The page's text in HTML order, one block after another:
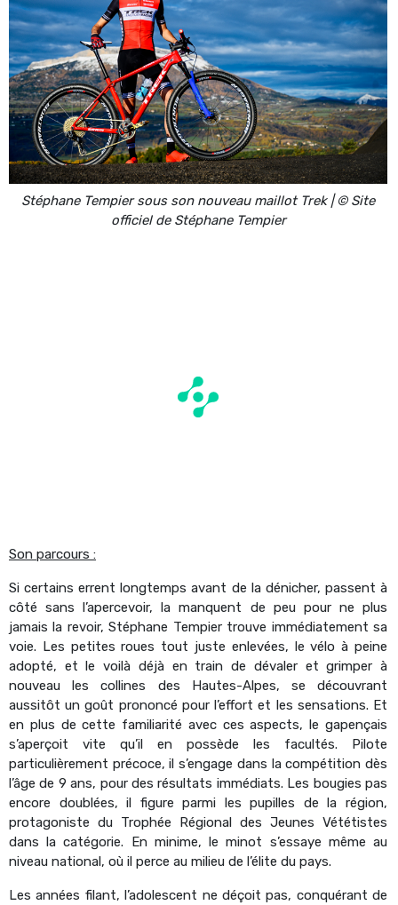
Stéphane Tempier sous son nouveau maillot Trek | © Site
officiel de Stéphane Tempier
Son parcours :
Si certains errent longtemps avant de la dénicher, passent à
côté sans l’apercevoir, la manquent de peu pour ne plus
jamais la revoir, Stéphane Tempier trouve immédiatement sa
voie. Les petites roues tout juste enlevées, le vélo à peine
adopté, et le voilà déjà en train de dévaler et grimper à
nouveau les collines des Hautes-Alpes, se découvrant
aussitôt un goût prononcé pour l’effort et les sensations. Et
en plus de cette familiarité avec ces aspects, le gapençais
s’aperçoit vite qu’il en possède les facultés. Pilote
particulièrement précoce, il s’engage dans la compétition dès
l’âge de 9 ans, pour des résultats immédiats. Les bougies pas
encore doublées, il figure parmi les pupilles de la région,
protagoniste du Trophée Régional des Jeunes Vététistes
dans la catégorie. En minime, le minot s’essaye même au
niveau national, où il perce au milieu de l’élite du pays.
Les années filant, l’adolescent ne déçoit pas, conquérant de